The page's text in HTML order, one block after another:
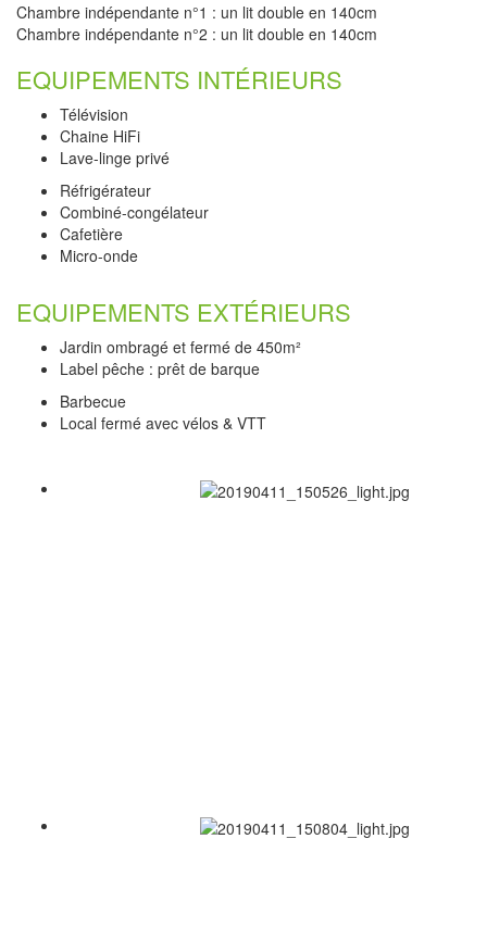
Chambre indépendante n°1 : un lit double en 140cm
Chambre indépendante n°2 : un lit double en 140cm
EQUIPEMENTS INTÉRIEURS
Télévision
Chaine HiFi
Lave-linge privé
Réfrigérateur
Combiné-congélateur
Cafetière
Micro-onde
EQUIPEMENTS EXTÉRIEURS
Jardin ombragé et fermé de 450m²
Label pêche : prêt de barque
Barbecue
Local fermé avec vélos & VTT